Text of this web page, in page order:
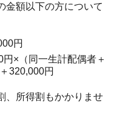
金額以下の方について
円
×（同一生計配偶者＋
320,000円
、所得割もかかりませ